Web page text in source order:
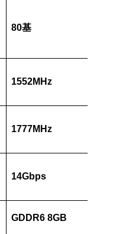
80基
1552MHz
1777MHz
14Gbps
GDDR6 8GB